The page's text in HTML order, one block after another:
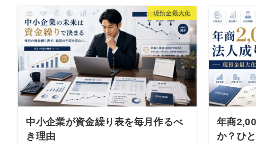
現預金最大化
中小企業が資金繰り表を毎月作るべ
き理由
年商
か？ひ